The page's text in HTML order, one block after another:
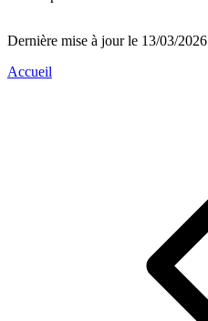
Dernière mise à jour le 13/03/2026
Accueil